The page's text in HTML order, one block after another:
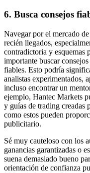
6. Busca consejos
Navegar por el mercado
recién llegados,
contradictoria y esquemas
importante buscar
fiables. Esto podría
analistas experimentados,
incluso encontrar un
ejemplo, Hantec Markets
y guías de trading creadas
como estos pueden
publicitario.
Sé muy cauteloso con los
ganancias garantizadas o
suena demasiado bueno
orientación de confianza